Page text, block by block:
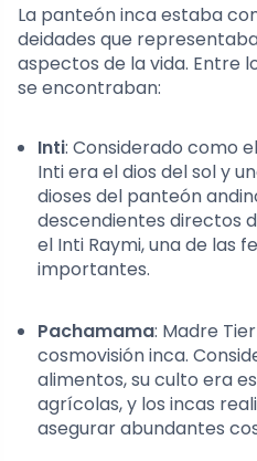
La panteón inca estaba
deidades que
aspectos de la vida. Entre
se encontraban:
Inti: Considerado como
Inti era el dios del sol y
dioses del panteón
descendientes directos
el Inti Raymi, una de las
importantes.
Pachamama: Madre
cosmovisión inca.
alimentos, su culto era
agrícolas, y los incas
asegurar abundantes